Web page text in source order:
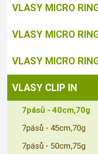
VLASY MICRO
VLASY MICRO
VLASY MICRO
VLASY CLIP IN
7pásů - 40cm,70g
7pásů - 45cm,70g
7pásů - 50cm,75g